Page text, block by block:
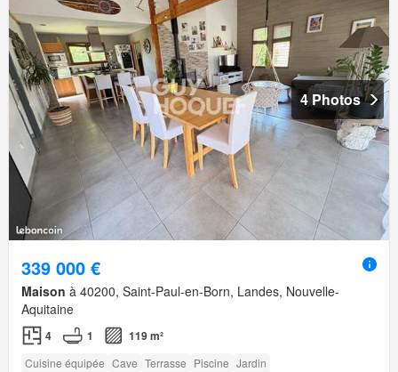
4 Photos
339 000 €
Maison à 40200, Saint-Paul-en-Born, Landes, Nouvelle-
Aquitaine
4 1 119 m²
Cuisine équipée Cave Terrasse Piscine Jardin